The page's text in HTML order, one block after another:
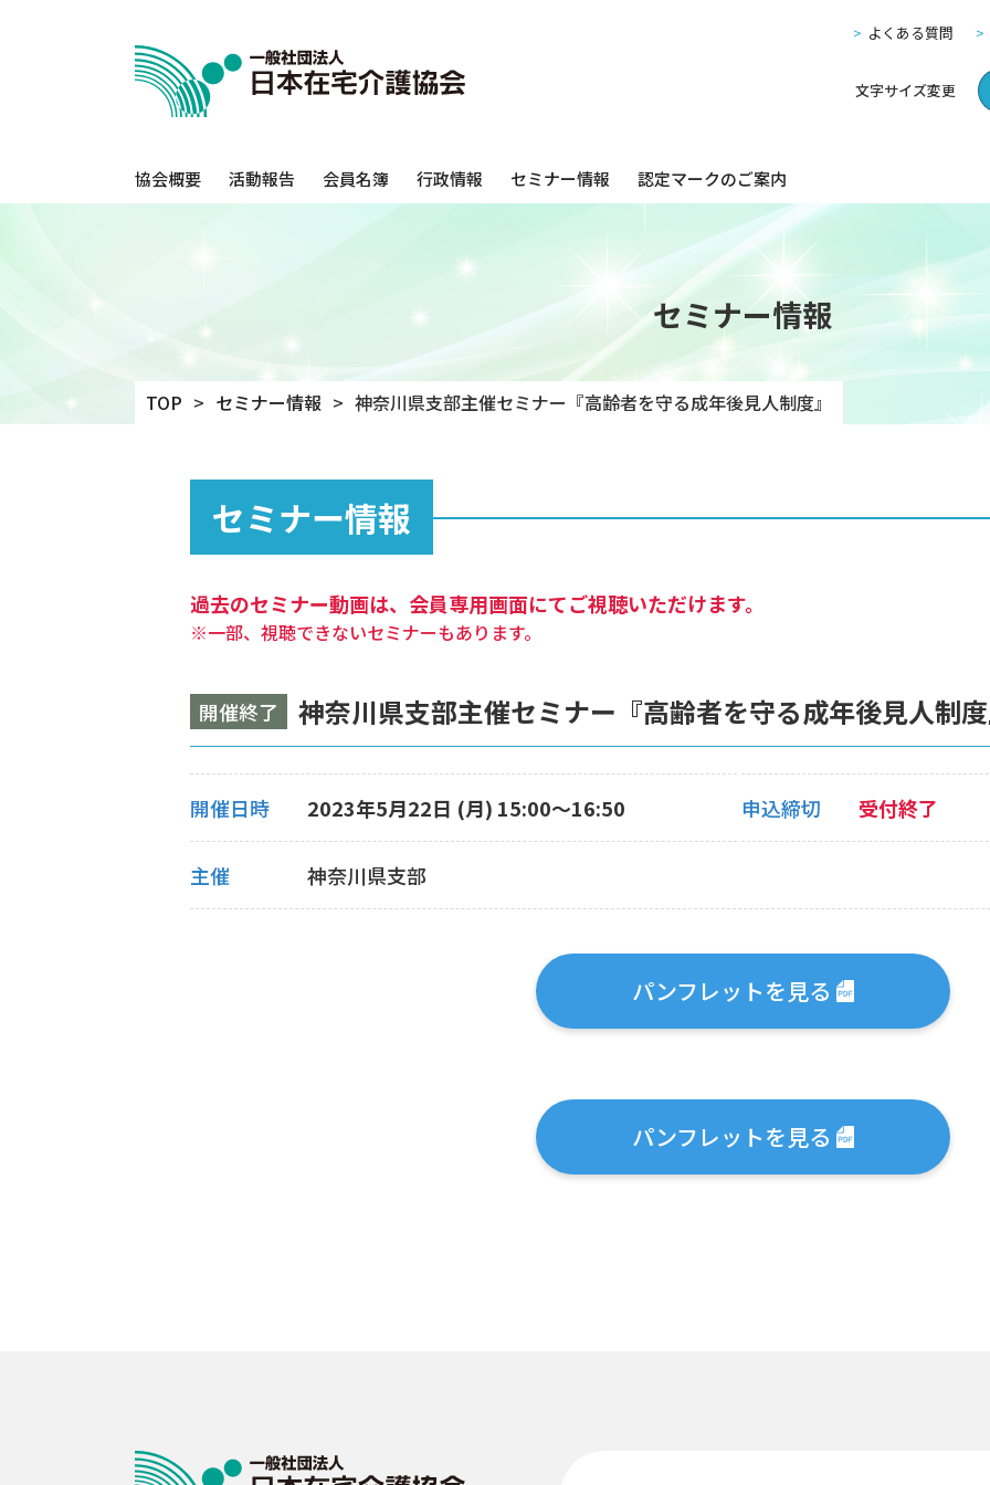
よくある質問
文字サイズ変更
協会概要 活動報告 会員名簿 行政情報 セミナー情報 認定マークのご案内
セミナー情報
TOP セミナー情報 神奈川県支部主催セミナー『高齢者を守る成年後見人制度』
セミナー情報
過去のセミナー動画は、会員専用画面にてご視聴いただけます。
※一部、視聴できないセミナーもあります。
開催終了 神奈川県支部主催セミナー『高齢者を守る成年後見人制
開催日時 2023年5月22日 (月) 15:00〜16:50 申込締切 受付終了
主催 神奈川県支部
パンフレットを見る
パンフレットを見る